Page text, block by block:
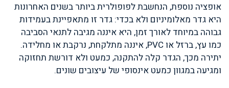
אופציה נוספת, הנחשבת לפופולרית ביותר בשנים האחרונות
היא גדר מאלומיניום ולא בכדי: גדר זו מתאפיינת בעמידות
גבוהה במיוחד לאורך זמן, היא איננה מגיבה לתנאי הסביבה
כמו עץ, ברזל או PVC, איננה מתלקחת, נרקבת או מחלידה.
יתירה מכך, הגדר קלה להתקנה, כמעט ולא דורשת תחזוקה
ומגיעה במגוון כמעט אינסופי של עיצובים שונים.